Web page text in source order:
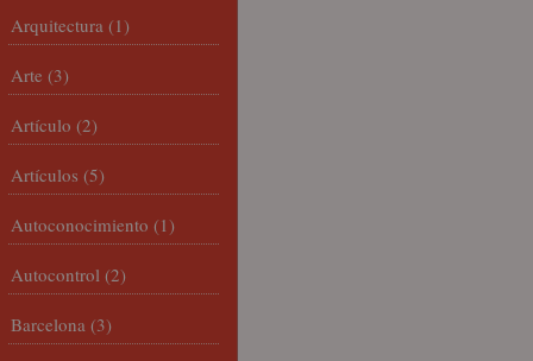
Arquitectura (1)
Arte (3)
Artículo (2)
Artículos (5)
Autoconocimiento (1)
Autocontrol (2)
Barcelona (3)